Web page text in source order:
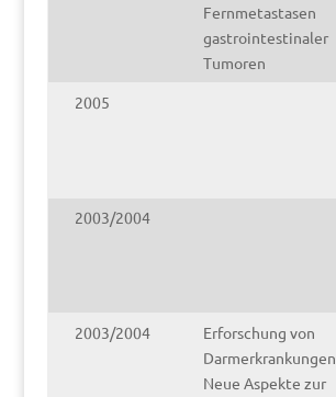
Fernmetastasen
gastrointestinaler
Tumoren
2005
2003/2004
2003/2004
Erforschung von
Darmerkrankungen
Neue Aspekte zur